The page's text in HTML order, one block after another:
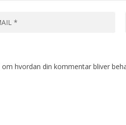
hvordan din kommentar bliver